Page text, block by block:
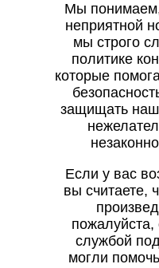
Мы понимаем,
неприятной
мы строго
политике
которые
защищать
Если у вас
вы считаете,
службой
могли